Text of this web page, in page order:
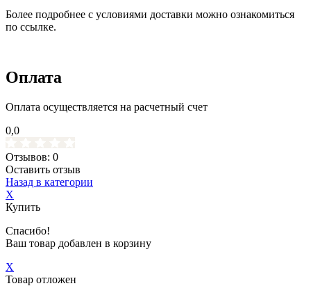
Более подробнее с условиями доставки можно ознакомиться
по ссылке.
Оплата
Оплата осуществляется на расчетный счет
0,0
Отзывов: 0
Оставить отзыв
Назад в категории
X
Купить
Спасибо!
Ваш товар добавлен в корзину
X
Товар отложен